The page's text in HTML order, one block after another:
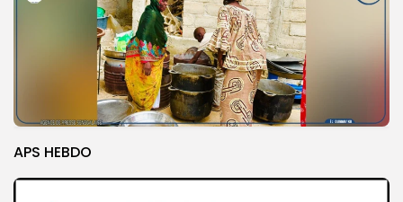
APS HEBDO